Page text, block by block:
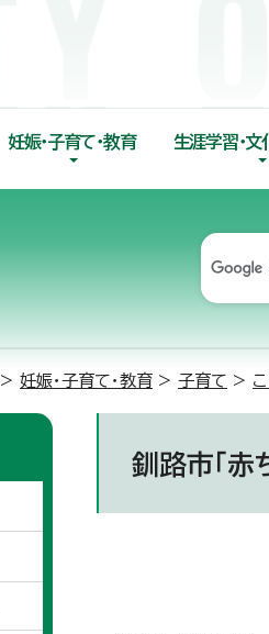
妊娠・子育て・教育 生涯学習・文
> 妊娠・子育て・教育 > 子育て >
釧路市「赤